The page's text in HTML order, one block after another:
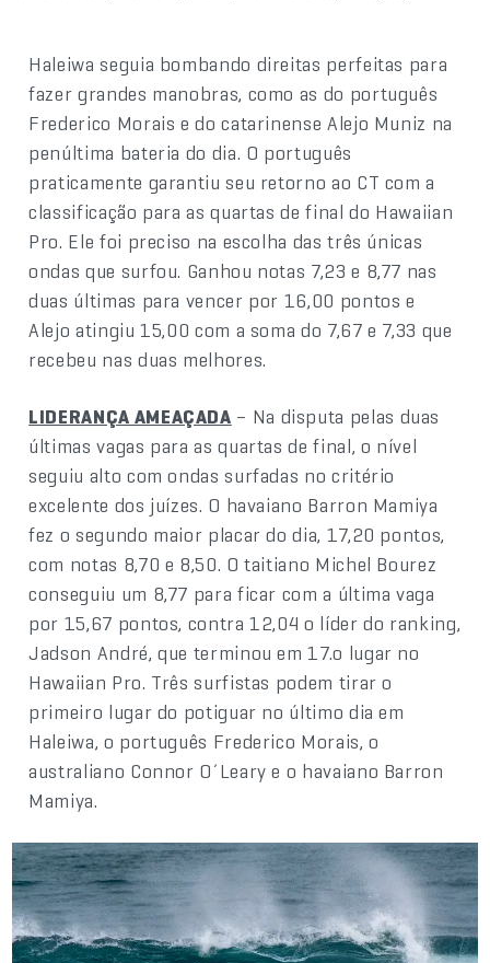
Haleiwa seguia bombando direitas perfeitas para
fazer grandes manobras, como as do português
Frederico Morais e do catarinense Alejo Muniz na
penúltima bateria do dia. O português
praticamente garantiu seu retorno ao CT com a
classificação para as quartas de final do Hawaiian
Pro. Ele foi preciso na escolha das três únicas
ondas que surfou. Ganhou notas 7,23 e 8,77 nas
duas últimas para vencer por 16,00 pontos e
Alejo atingiu 15,00 com a soma do 7,67 e 7,33 que
recebeu nas duas melhores.
LIDERANÇA AMEAÇADA – Na disputa pelas duas
últimas vagas para as quartas de final, o nível
seguiu alto com ondas surfadas no critério
excelente dos juízes. O havaiano Barron Mamiya
fez o segundo maior placar do dia, 17,20 pontos,
com notas 8,70 e 8,50. O taitiano Michel Bourez
conseguiu um 8,77 para ficar com a última vaga
por 15,67 pontos, contra 12,04 o líder do ranking,
Jadson André, que terminou em 17.o lugar no
Hawaiian Pro. Três surfistas podem tirar o
primeiro lugar do potiguar no último dia em
Haleiwa, o português Frederico Morais, o
australiano Connor O´Leary e o havaiano Barron
Mamiya.